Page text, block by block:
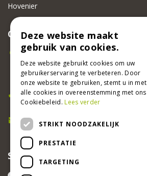
Hovenier
CONTACT
Beeker Tuincentrum
Adsteeg 31
6191 PW Beek
Bel ons
046 437 2881
E-mail
info@beekertuincentrum.nl
SCHRIJF EEN RECENSIE EN WIN!
Deze website maakt
gebruik van cookies.
Deze website gebruikt cookies om uw
gebruikerservaring te verbeteren. Door
onze website te gebruiken, stemt u in met
alle cookies in overeenstemming met ons
Cookiebeleid.Lees verder
STRIKT NOODZAKELIJK
PRESTATIE
TARGETING